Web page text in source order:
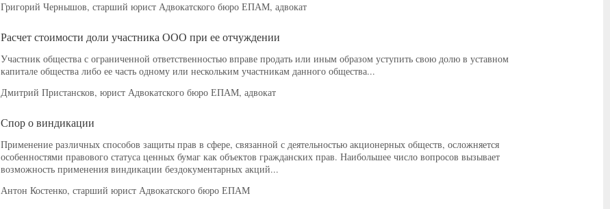
Григорий Чернышов, старший юрист Адвокатского бюро ЕПАМ, адвокат
Расчет стоимости доли участника ООО при ее отчуждении
Участник общества с ограниченной ответственностью вправе продать или иным образом уступить свою долю в уставном
капитале общества либо ее часть одному или нескольким участникам данного общества...
Дмитрий Пристансков, юрист Адвокатского бюро ЕПАМ, адвокат
Спор о виндикации
Применение различных способов защиты прав в сфере, связанной с деятельностью акционерных обществ, осложняется
особенностями правового статуса ценных бумаг как объектов гражданских прав. Наибольшее число вопросов вызывает
возможность применения виндикации бездокументарных акций...
Антон Костенко, старший юрист Адвокатского бюро ЕПАМ